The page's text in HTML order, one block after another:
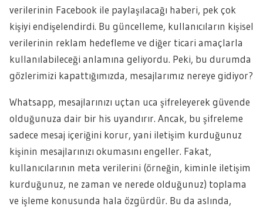
verilerinin Facebook ile paylaşılacağı haberi, pek çok
kişiyi endişelendirdi. Bu güncelleme, kullanıcıların kişisel
verilerinin reklam hedefleme ve diğer ticari amaçlarla
kullanılabileceği anlamına geliyordu. Peki, bu durumda
gözlerimizi kapattığımızda, mesajlarımız nereye gidiyor?
Whatsapp, mesajlarınızı uçtan uca şifreleyerek güvende
olduğunuza dair bir his uyandırır. Ancak, bu şifreleme
sadece mesaj içeriğini korur, yani iletişim kurduğunuz
kişinin mesajlarınızı okumasını engeller. Fakat,
kullanıcılarının meta verilerini (örneğin, kiminle iletişim
kurduğunuz, ne zaman ve nerede olduğunuz) toplama
ve işleme konusunda hala özgürdür. Bu da aslında,